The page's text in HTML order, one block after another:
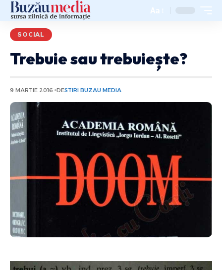
Aa
SOCIAL
Trebuie sau trebuiește?
9 MARTIE 2016 DESTIRI BUZAU MEDIA